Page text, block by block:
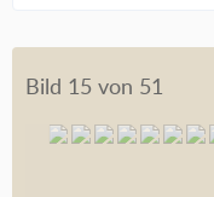
Bild 15 von 51